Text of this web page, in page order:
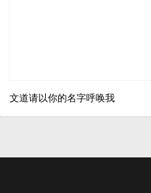
文道请以你的名字呼唤我